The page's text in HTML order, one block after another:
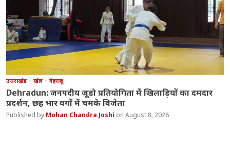
उत्तराखंड खेल देहरादून
Dehradun: जनपदीय जूडो प्रतियोगिता में खिलाड़ियों का दमदार
प्रदर्शन, छह भार वर्गों में चमके विजेता
Mohan Chandra Joshi August 8, 2026